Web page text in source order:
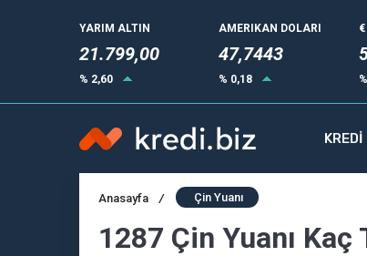
YARIM ALTIN
21.799,00
% 2,60
AMERIKAN DOLARI
47,7443
% 0,18
€
KREDİ
Anasayfa / Çin Yuanı
1287 Çin Yuanı Kaç